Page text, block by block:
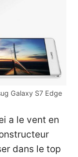
Galaxy S7 Edge
a le vent en
dans le top